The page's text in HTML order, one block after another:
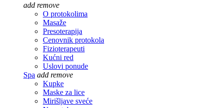
add remove
O protokolima
Masaže
Presoterapija
Cenovnik protokola
Fizioterapeuti
Kućni red
Uslovi ponude
Spa add remove
Kupke
Maske za lice
Mirišljave sveće